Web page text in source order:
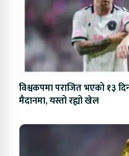
विश्वकपमा पराजित भएको १३
मैदानमा, यस्तो रह्यो खेल